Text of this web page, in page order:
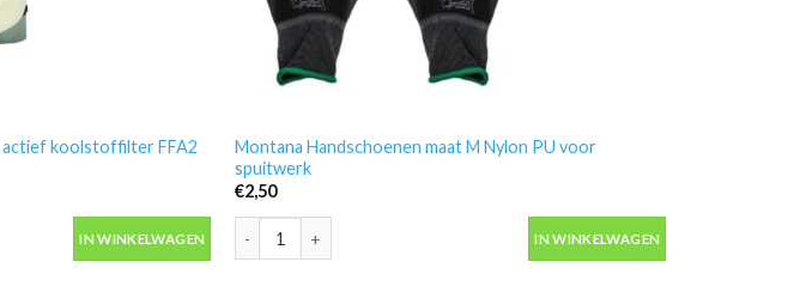
actief koolstoffilter FFA2
koolstoffilter FFA2 maat M -Gerson 8211E2 aantal
IN WINKELWAGEN
Montana Handschoenen maat M Nylon PU voor
spuitwerk
€2,50
Montana Handschoenen maat M Nylon PU voor spuitwerk aantal
IN WINKELWAGEN